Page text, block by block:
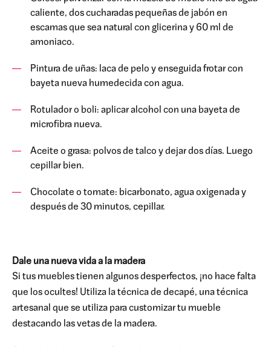
caliente, dos cucharadas pequeñas de jabón en
escamas que sea natural con glicerina y 60 ml de
amoniaco.
Pintura de uñas: laca de pelo y enseguida frotar con
bayeta nueva humedecida con agua.
Rotulador o boli: aplicar alcohol con una bayeta de
microfibra nueva.
Aceite o grasa: polvos de talco y dejar dos días. Luego
cepillar bien.
Chocolate o tomate: bicarbonato, agua oxigenada y
después de 30 minutos, cepillar.
Dale una nueva vida a la madera
Si tus muebles tienen algunos desperfectos, ¡no hace falta
que los ocultes! Utiliza la técnica de decapé, una técnica
artesanal que se utiliza para customizar tu mueble
destacando las vetas de la madera.